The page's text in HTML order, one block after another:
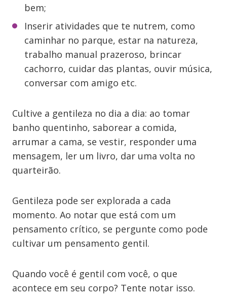
bem;
Inserir atividades que te nutrem, como
caminhar no parque, estar na natureza,
trabalho manual prazeroso, brincar
cachorro, cuidar das plantas, ouvir música,
conversar com amigo etc.
Cultive a gentileza no dia a dia: ao tomar
banho quentinho, saborear a comida,
arrumar a cama, se vestir, responder uma
mensagem, ler um livro, dar uma volta no
quarteirão.
Gentileza pode ser explorada a cada
momento. Ao notar que está com um
pensamento crítico, se pergunte como pode
cultivar um pensamento gentil.
Quando você é gentil com você, o que
acontece em seu corpo? Tente notar isso.